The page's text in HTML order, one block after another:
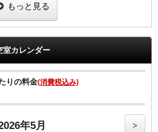
）あり
コーナーあり（有料）
もっと見る
室カレンダー
りの料金(消費税込み)
年5月 >